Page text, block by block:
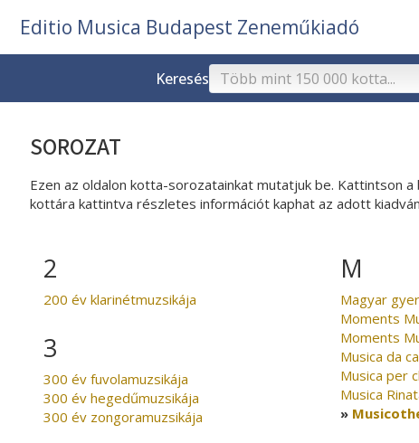
Editio Musica Budapest Zeneműkiadó
Keresés
SOROZAT
Ezen az oldalon kotta-sorozatainkat mutatjuk be. Kattintson
kottára kattintva részletes információt kaphat az adott
2
200 év klarinétmuzsikája
3
300 év fuvolamuzsikája
300 év hegedűmuzsikája
300 év zongoramuzsikája
M
Magyar
Moments
Moments
Musica da
Musica per
Musica